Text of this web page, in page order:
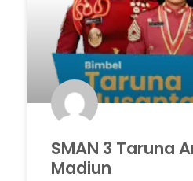
SMAN 3 Taruna
Madiun